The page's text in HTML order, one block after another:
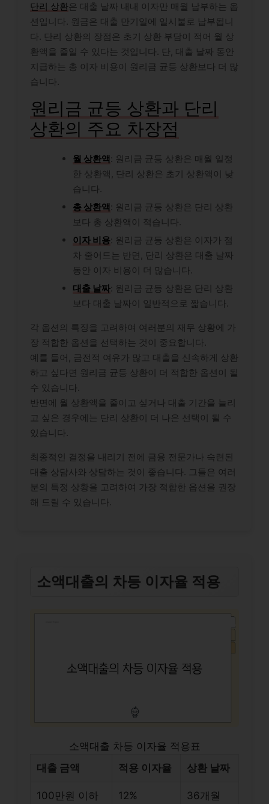
단리 상환은 대출 날짜 내내 이자만 매월 납부하는 옵
션입니다. 원금은 대출 만기일에 일시불로 납부됩니
다. 단리 상환의 장점은 초기 상환 부담이 적어 월 상
환액을 줄일 수 있다는 것입니다. 단, 대출 날짜 동안
지급하는 총 이자 비용이 원리금 균등 상환보다 더 많
습니다.
원리금 균등 상환과 단리
상환의 주요 차장점
월 상환액: 원리금 균등 상환은 매월 일정
한 상환액, 단리 상환은 초기 상환액이 낮
습니다.
총 상환액: 원리금 균등 상환은 단리 상환
보다 총 상환액이 적습니다.
이자 비용: 원리금 균등 상환은 이자가 점
차 줄어드는 반면, 단리 상환은 대출 날짜
동안 이자 비용이 더 많습니다.
대출 날짜: 원리금 균등 상환은 단리 상환
보다 대출 날짜이 일반적으로 짧습니다.
각 옵션의 특징을 고려하여 여러분의 재무 상황에 가
장 적합한 옵션을 선택하는 것이 중요합니다.
예를 들어, 금전적 여유가 많고 대출을 신속하게 상환
하고 싶다면 원리금 균등 상환이 더 적합한 옵션이 될
수 있습니다.
반면에 월 상환액을 줄이고 싶거나 대출 기간을 늘리
고 싶은 경우에는 단리 상환이 더 나은 선택이 될 수
있습니다.
최종적인 결정을 내리기 전에 금융 전문가나 숙련된
대출 상담사와 상담하는 것이 좋습니다. 그들은 여러
분의 특정 상황을 고려하여 가장 적합한 옵션을 권장
해 드릴 수 있습니다.
소액대출의 차등 이자율 적용
소액대출 차등 이자율 적용표
대출 금액
적용 이자율 상환 날짜
100만원 이하 12% 36개월